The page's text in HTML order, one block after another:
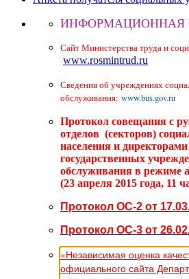
ИНФОРМАЦИОННАЯ
Сайт Министерства труда и
www.rosmintrud.ru
Сведения об учреждениях
обслуживания: www.bus.gov.ru
Протокол совещания с
отделов (секторов)
населения и
государственных
обслуживания в режиме
(23 апреля 2015 года, 11
Протокол ОС-2 от
Протокол ОС-3 от
«Независимая оценка
официального сайта